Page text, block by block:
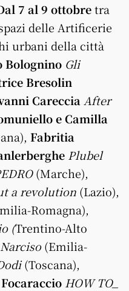
7 al 9 ottobretra
delle Artificerie
urbani della città
Bolognino Gli
Bresolin
Careccia After
e Camilla
Fabritia
Plubel
(Marche),
a revolution (Lazio),
Romagna),
(Trentino-Alto
Narciso(Emilia-
(Toscana),
HOW TO_